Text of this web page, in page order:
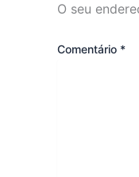
O seu
Comentário *